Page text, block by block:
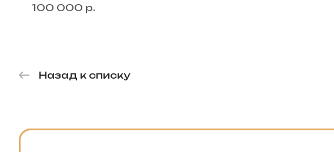
100 000 р.
Назад к списку